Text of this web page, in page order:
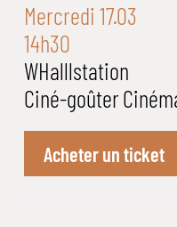
Mercredi 17.03
14h30
WHalllstation
Ciné-goûter
Acheter un ticket